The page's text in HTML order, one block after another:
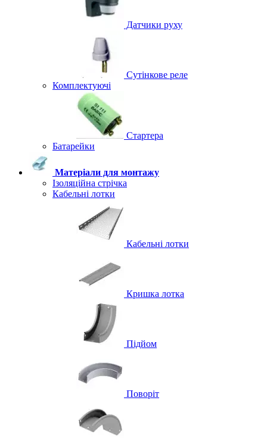
Датчики руху
Сутінкове реле
Комплектуючі
Стартера
Батарейки
Матеріали для монтажу
Ізоляційна стрічка
Кабельні лотки
Кабельні лотки
Кришка лотка
Підйом
Поворіт